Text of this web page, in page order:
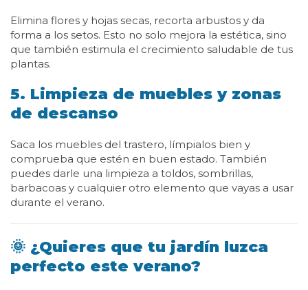
Elimina flores y hojas secas, recorta arbustos y da
forma a los setos. Esto no solo mejora la estética, sino
que también estimula el crecimiento saludable de tus
plantas.
5. Limpieza de muebles y zonas
de descanso
Saca los muebles del trastero, límpialos bien y
comprueba que estén en buen estado. También
puedes darle una limpieza a toldos, sombrillas,
barbacoas y cualquier otro elemento que vayas a usar
durante el verano.
🌞 ¿Quieres que tu jardín luzca
perfecto este verano?